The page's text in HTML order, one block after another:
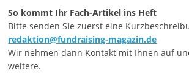
So kommt Ihr Fach-Artikel ins Heft
Bitte senden Sie zuerst eine
redaktion@fundraising-magazin.de
Wir nehmen dann Kontakt mit Ihnen auf
weitere.